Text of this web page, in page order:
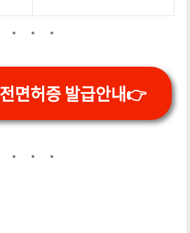
면허증 발급안내👉